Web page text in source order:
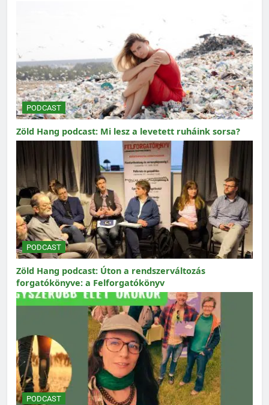
PODCAST
Zöld Hang podcast: Mi lesz a levetett ruháink sorsa?
PODCAST
Zöld Hang podcast: Úton a rendszerváltozás
forgatókönyve: a Felforgatókönyv
PODCAST